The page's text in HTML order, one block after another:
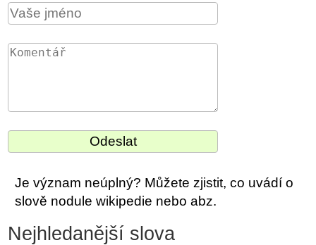
Je význam neúplný? Můžete zjistit, co uvádí o
slově nodule wikipedie nebo abz.
Nejhledanější slova